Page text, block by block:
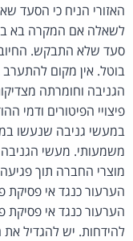
האזורי הניח כי הסעד
לשאלה אם המקרה בא
בוטל. אין מקום להתערב
הגניבה וחומרתה
פיצויי הפיטורים ודמי
במעשי גניבה שנעשו
משמעותי. מעשי
מוצרי החברה תוך
הערעור כנגד אי פסיקת
הערעור כנגד אי פסיקת
להידחות. יש להגדיל